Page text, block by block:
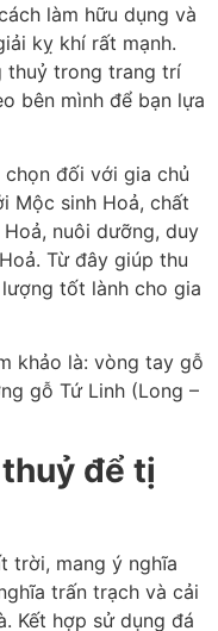
làm hữu dụng và
kỵ khí rất mạnh.
thuỷ trong trang trí
bên mình để bạn lựa
đối với gia chủ
Mộc sinh Hoả, chất
nuôi dưỡng, duy
Từ đây giúp thu
tốt lành cho gia
khảo là: vòng tay gỗ
gỗ Tứ Linh (Long –
để tị
trời, mang ý nghĩa
trấn trạch và cải
Kết hợp sử dụng đá